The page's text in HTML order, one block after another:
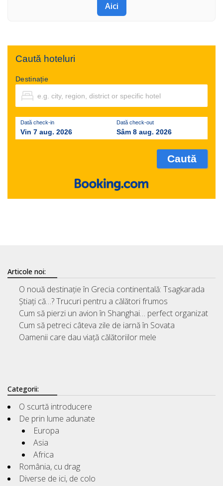
Aici
Caută hoteluri
Destinație
Dată check-in
Vin 7 aug. 2026
Dată check-out
Sâm 8 aug. 2026
Articole noi:
O nouă destinație în Grecia continentală: Tsagkarada
Știați că…? Trucuri pentru a călători frumos
Cum să pierzi un avion în Shanghai… perfect organizat
Cum să petreci câteva zile de iarnă în Sovata
Oamenii care dau viață călătoriilor mele
Categorii:
O scurtă introducere
De prin lume adunate
Europa
Asia
Africa
România, cu drag
Diverse de ici, de colo